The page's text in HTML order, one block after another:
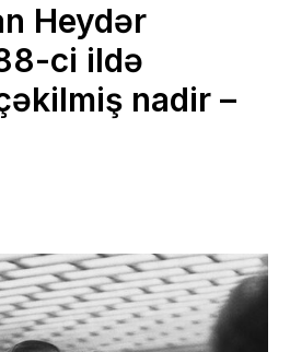
Heydər
ci ildə
nadir –